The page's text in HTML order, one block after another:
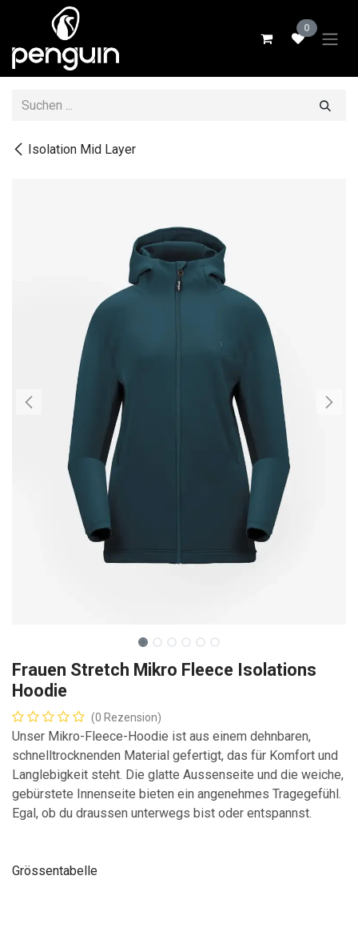
Zum Inhalt springen
0
Isolation Mid Layer
Frauen Stretch Mikro Fleece Isolations
Hoodie
(0 Rezension)
Unser Mikro-Fleece-Hoodie ist aus einem dehnbaren,
schnelltrocknenden Material gefertigt, das für Komfort und
Langlebigkeit steht. Die glatte Aussenseite und die weiche,
gebürstete Innenseite bieten ein angenehmes Tragegefühl.
Egal, ob du draussen unterwegs bist oder entspannst.
Grössentabelle